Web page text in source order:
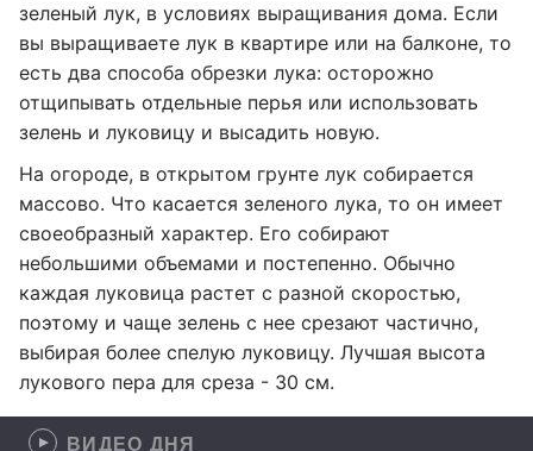
зеленый лук, в условиях выращивания дома. Если
вы выращиваете лук в квартире или на балконе, то
есть два способа обрезки лука: осторожно
отщипывать отдельные перья или использовать
зелень и луковицу и высадить новую.
На огороде, в открытом грунте лук собирается
массово. Что касается зеленого лука, то он имеет
своеобразный характер. Его собирают
небольшими объемами и постепенно. Обычно
каждая луковица растет с разной скоростью,
поэтому и чаще зелень с нее срезают частично,
выбирая более спелую луковицу. Лучшая высота
лукового пера для среза - 30 см.
ВИДЕО ДНЯ